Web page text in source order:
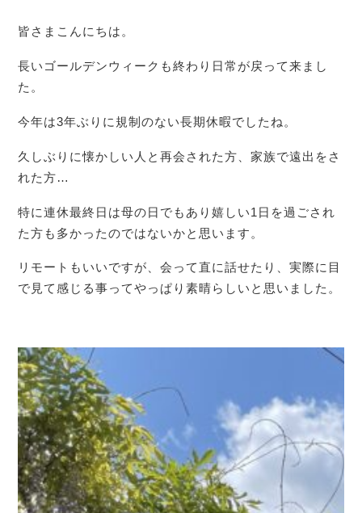
皆さまこんにちは。
長いゴールデンウィークも終わり日常が戻って来まし
た。
今年は3年ぶりに規制のない長期休暇でしたね。
久しぶりに懐かしい人と再会された方、家族で遠出をさ
れた方…
特に連休最終日は母の日でもあり嬉しい1日を過ごされ
た方も多かったのではないかと思います。
リモートもいいですが、会って直に話せたり、実際に目
で見て感じる事ってやっぱり素晴らしいと思いました。